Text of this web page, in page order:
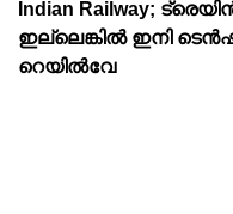
Indian Railway;
ഇല്ലെങ്കിൽ ഇനി
റെയിൽവേ